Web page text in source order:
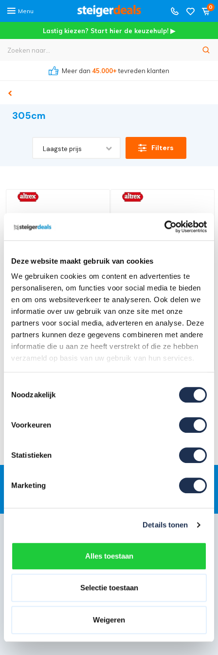
Deze website maakt gebruik van cookies
We gebruiken cookies om content en advertenties te
personaliseren, om functies voor social media te bieden
en om ons websiteverkeer te analyseren. Ook delen we
informatie over uw gebruik van onze site met onze
partners voor social media, adverteren en analyse. Deze
partners kunnen deze gegevens combineren met andere
informatie die u aan ze heeft verstrekt of die ze hebben
verzameld op basis van uw gebruik van hun services.
Noodzakelijk
Voorkeuren
Statistieken
Marketing
Details tonen
Alles toestaan
Selectie toestaan
Weigeren
Menu
0
Lastig kiezen? Start hier de keuzehulp! ▶
Meer dan 45.000+tevreden klanten
305cm
Laagste prijs Filters
Telescopische vouwsteiger
RS TOWER 55 – 135x305
2,75m werkhoogte
2.148,- 1.998,-(ex. btw)
Op voorraad
In mijn winkelwagen
Telescopische vouwsteiger
RS TOWER 55 met
Fiberdeck- 135x305 2,75m
2.594,- 2.413,-(ex. btw)
Op voorraad
In mijn winkelwagen
Hulp en inspiratie